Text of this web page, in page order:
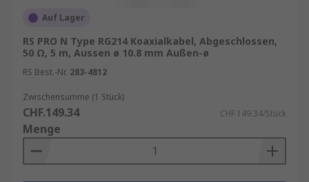
Auf Lager
RS PRO N Type RG214 Koaxialkabel, Abgeschlossen,
50 Ω, 5 m, Aussen ø 10.8 mm Außen-ø
RS Best.-Nr. 283-4812
Zwischensumme (1 Stück)
CHF.149.34 CHF.149.34/Stück
Menge